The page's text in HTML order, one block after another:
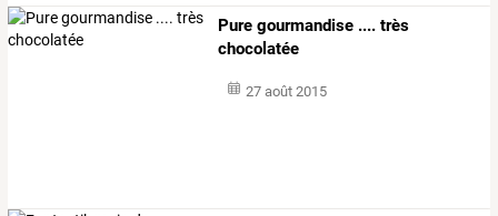
Pure gourmandise .... très
chocolatée
27 août 2015